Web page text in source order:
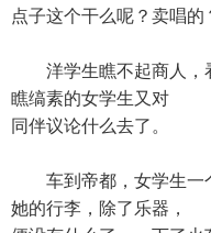
点子这个干么呢？卖唱
洋学生瞧不起商人，
瞧缟素的女学生又对
同伴议论什么去了。
车到帝都，女学生一
她的行李，除了乐器，